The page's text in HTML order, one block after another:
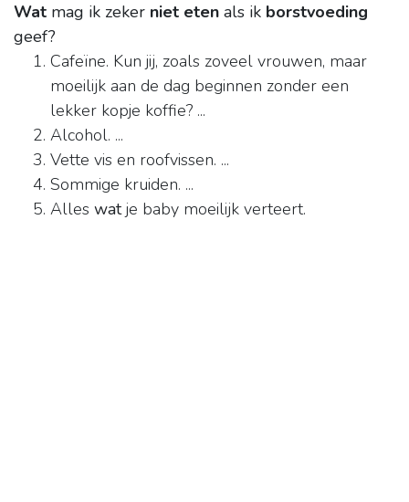
Wat mag ik zeker niet eten als ik borstvoeding
geef?
Cafeïne. Kun jij, zoals zoveel vrouwen, maar
moeilijk aan de dag beginnen zonder een
lekker kopje koffie? ...
Alcohol. ...
Vette vis en roofvissen. ...
Sommige kruiden. ...
Alles watje baby moeilijk verteert.